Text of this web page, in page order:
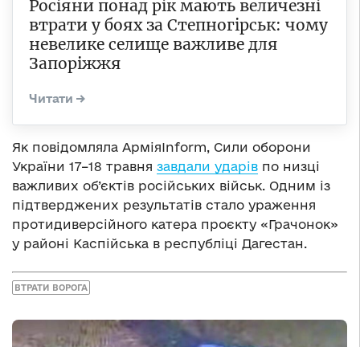
Росіяни понад рік мають величезні
втрати у боях за Степногірськ: чому
невелике селище важливе для
Запоріжжя
Як повідомляла АрміяInform, Сили оборони
України 17–18 травня завдали ударів по низці
важливих об’єктів російських військ. Одним із
підтверджених результатів стало ураження
протидиверсійного катера проєкту «Грачонок»
у районі Каспійська в республіці Дагестан.
ВТРАТИ ВОРОГА